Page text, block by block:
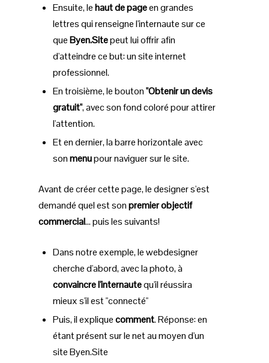
Ensuite, lehaut de pageen grandes
lettres qui renseigne l'internaute sur ce
queByen.Sitepeut lui offrir afin
d'atteindre ce but: un site internet
professionnel.
En troisième, le bouton"Obtenir un devis
gratuit", avec son fond coloré pour attirer
l'attention.
Et en dernier, la barre horizontale avec
sonmenupour naviguer sur le site.
Avant de créer cette page, le designer s'est
demandé quel est sonpremier objectif
commercial… puis les suivants!
Dans notre exemple, le webdesigner
cherche d'abord, avec la photo, à
convaincre l'internautequ'il réussira
mieux s'il est "connecté"
Puis, il expliquecomment. Réponse: en
étant présent sur le net au moyen d'un
site Byen.Site